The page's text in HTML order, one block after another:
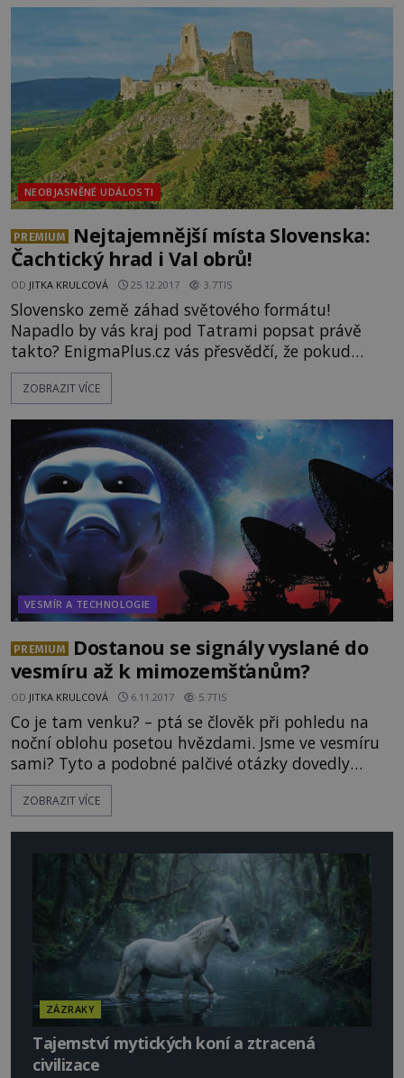
Měsíční jeskyni se objevují již ve 40. letech
minulého století, za dob slovenského národního
odboje proti Němcům.
NEOBJASNĚNÉ UDÁLOSTI
PREMIUM
Nejtajemnější místa Slovenska:
Čachtický hrad i Val obrů!
OD JITKA KRULCOVÁ 25.12.2017 3.7TIS
Slovensko země záhad světového formátu!
Napadlo by vás kraj pod Tatrami popsat právě
takto? EnigmaPlus.cz vás přesvědčí, že pokud
hledáte velká mystéria, na Slovensku jste
rozhodně na tom správném místě. Za okny sice
EnigmaPlus vás na svých stránkách vonících
tajemnem zve na velkolepý výlet plný záhad, které
vás rozehřejí. Navštívíme mystický hrad Č
ZOBRAZIT VÍCE
VESMÍR A TECHNOLOGIE
PREMIUM
Dostanou se signály vyslané do
vesmíru až k mimozemšťanům?
OD JITKA KRULCOVÁ 6.11.2017 5.7TIS
Co je tam venku? – ptá se člověk při pohledu na
noční oblohu posetou hvězdami. Jsme ve vesmíru
sami? Tyto a podobné palčivé otázky dovedly
lidstvo až k posílání vzkazů a signálů do mrazivé
prázdnoty vesmíru. Jaká poselství jsme my,
pokusy ztraceny někde v hlubinách záhadného
kosmu? Snaha o prokázán
ZOBRAZIT VÍCE
ZÁZRAKY
Tajemství mytických koní a ztracená
civilizace